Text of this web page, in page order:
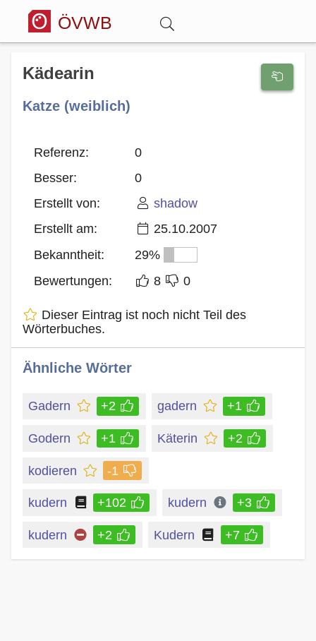
ÖVWB
Anmelden
Wörterbuch
Hitparade
Forum
Kädearin
Katze (weiblich)
Referenz:
0
Besser:
0
Erstellt von:
shadow
Erstellt am:
25.10.2007
Bekanntheit:
29%
Bewertungen:
8 0
Dieser Eintrag ist noch nicht Teil des
Wörterbuches.
Ähnliche Wörter
Gadern +2 gadern +1
Godern +1 Käterin +2
kodieren -1
kudern +102 kudern +3
kudern +2 Kudern +7